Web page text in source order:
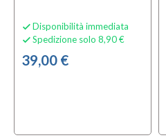
 Disponibilità immediata
 Spedizione solo 8,90 €
39,00 €